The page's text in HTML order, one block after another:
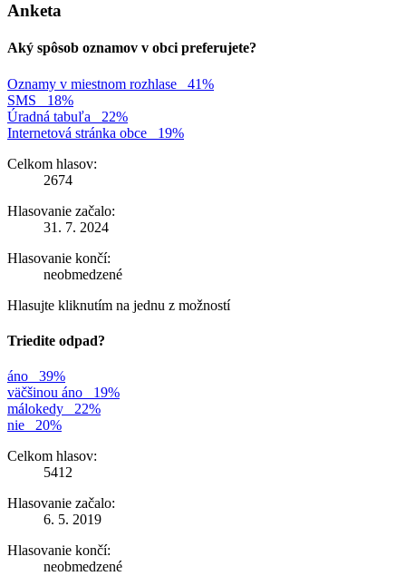
Anketa
Aký spôsob oznamov v obci preferujete?
Oznamy v miestnom rozhlase
41%
SMS
18%
Úradná tabuľa
22%
Internetová stránka obce
19%
Celkom hlasov:
2674
Hlasovanie začalo:
31. 7. 2024
Hlasovanie končí:
neobmedzené
Hlasujte kliknutím na jednu z možností
Triedite odpad?
áno
39%
väčšinou áno
19%
málokedy
22%
nie
20%
Celkom hlasov:
5412
Hlasovanie začalo:
6. 5. 2019
Hlasovanie končí:
neobmedzené